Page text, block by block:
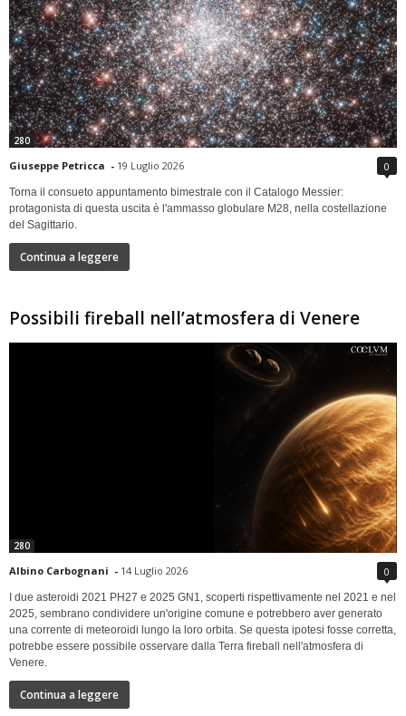
280
Giuseppe Petricca - 19 Luglio 2026 0
Torna il consueto appuntamento bimestrale con il Catalogo Messier:
protagonista di questa uscita è l'ammasso globulare M28, nella costellazione
del Sagittario.
Continua a leggere
Possibili fireball nell’atmosfera di Venere
280
Albino Carbognani - 14 Luglio 2026 0
I due asteroidi 2021 PH27 e 2025 GN1, scoperti rispettivamente nel 2021 e nel
2025, sembrano condividere un'origine comune e potrebbero aver generato
una corrente di meteoroidi lungo la loro orbita. Se questa ipotesi fosse corretta,
potrebbe essere possibile osservare dalla Terra fireball nell'atmosfera di
Venere.
Continua a leggere